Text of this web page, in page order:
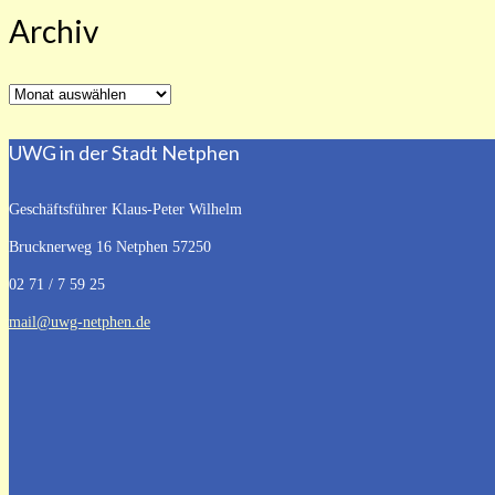
Archiv
Archiv
UWG in der Stadt Netphen
Geschäftsführer Klaus-Peter Wilhelm
Brucknerweg 16 Netphen 57250
02 71 / 7 59 25
mail@uwg-netphen.de